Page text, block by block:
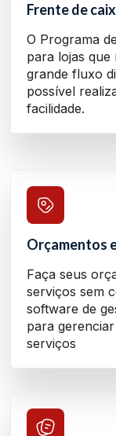
Frente de
O Programa
para lojas
grande fluxo
possível
facilidade.
Orçamentos
Faça seus
serviços sem
software de
para
serviços